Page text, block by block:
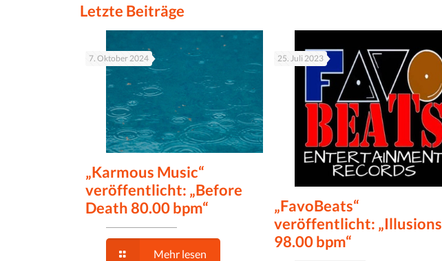
Letzte Beiträge
7. Oktober 2024
„Karmous Music“
veröffentlicht: „Before
Death 80.00 bpm“
Mehr lesen
25. Juli 2023
„FavoBeats“
veröffentlicht: „Illusions
98.00 bpm“